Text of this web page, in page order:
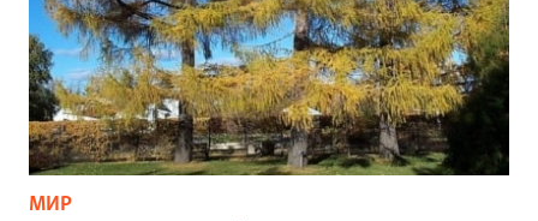
МИР